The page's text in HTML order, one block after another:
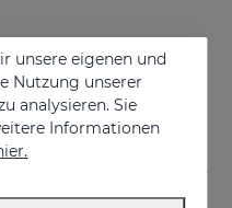
unsere eigenen und
Nutzung unserer
analysieren. Sie
Informationen